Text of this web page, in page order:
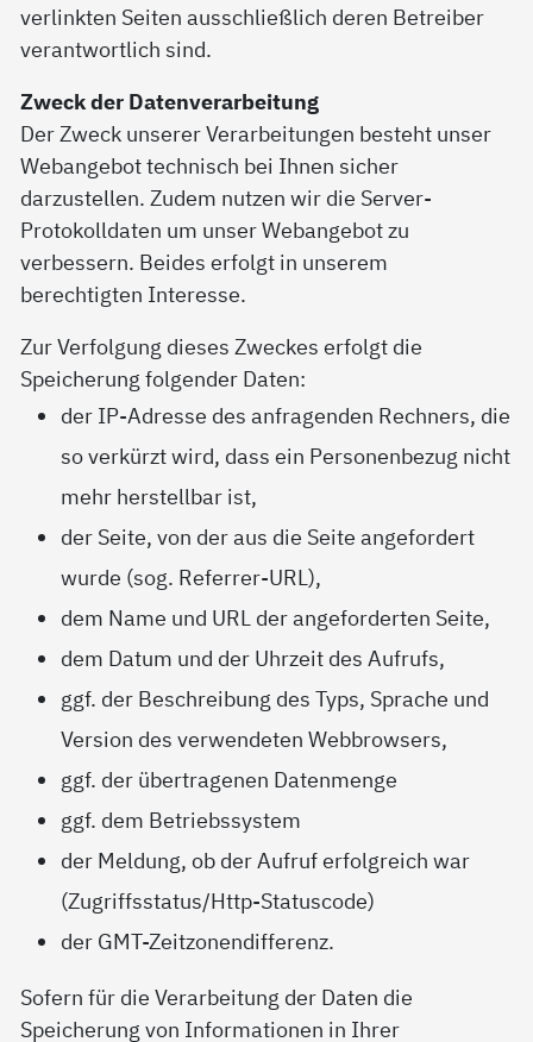
verlinkten Seiten ausschließlich deren Betreiber
verantwortlich sind.
Zweck der Datenverarbeitung
Der Zweck unserer Verarbeitungen besteht unser
Webangebot technisch bei Ihnen sicher
darzustellen. Zudem nutzen wir die Server-
Protokolldaten um unser Webangebot zu
verbessern. Beides erfolgt in unserem
berechtigten Interesse.
Zur Verfolgung dieses Zweckes erfolgt die
Speicherung folgender Daten:
der IP-Adresse des anfragenden Rechners, die
so verkürzt wird, dass ein Personenbezug nicht
mehr herstellbar ist,
der Seite, von der aus die Seite angefordert
wurde (sog. Referrer-URL),
dem Name und URL der angeforderten Seite,
dem Datum und der Uhrzeit des Aufrufs,
ggf. der Beschreibung des Typs, Sprache und
Version des verwendeten Webbrowsers,
ggf. der übertragenen Datenmenge
ggf. dem Betriebssystem
der Meldung, ob der Aufruf erfolgreich war
(Zugriffsstatus/Http-Statuscode)
der GMT-Zeitzonendifferenz.
Sofern für die Verarbeitung der Daten die
Speicherung von Informationen in Ihrer